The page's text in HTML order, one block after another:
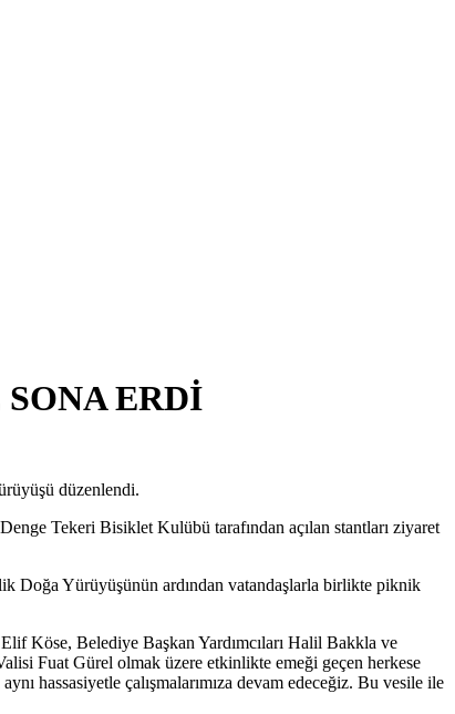
ERDİ
düzenlendi.
Tekeri Bisiklet Kulübü tarafından açılan stantları ziyaret
Doğa Yürüyüşünün ardından vatandaşlarla birlikte piknik
Köse, Belediye Başkan Yardımcıları Halil Bakkla ve
Fuat Gürel olmak üzere etkinlikte emeği geçen herkese
hassasiyetle çalışmalarımıza devam edeceğiz. Bu vesile ile